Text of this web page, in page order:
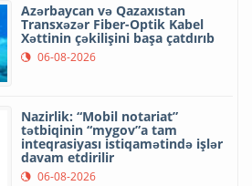
Azərbaycan və Qazaxıstan
Transxəzər Fiber-Optik Kabel
Xəttinin çəkilişini başa çatdırıb
06-08-2026
Nazirlik: “Mobil notariat”
tətbiqinin “mygov”a tam
inteqrasiyası istiqamətində işlər
davam etdirilir
06-08-2026